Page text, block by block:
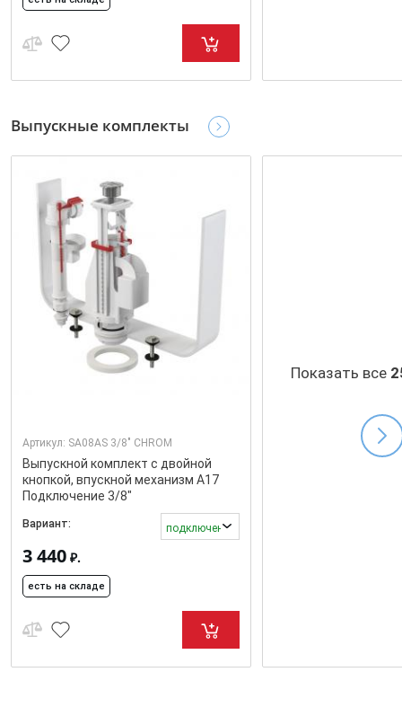
Выпускные комплекты
Артикул: SA08AS 3/8" CHROM
Выпускной комплект с двойной
кнопкой, впускной механизм А17
Подключение 3/8"
Вариант: подключение 3/8''
3 440 ₽.
есть на складе
Показать все